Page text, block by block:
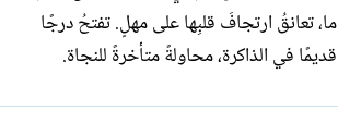
ما، تعانقُ ارتجافَ قلبِها على مهلٍ. تفتحُ درجًا
قديمًا في الذاكرة، محاولةً متأخرةً للنجاة.